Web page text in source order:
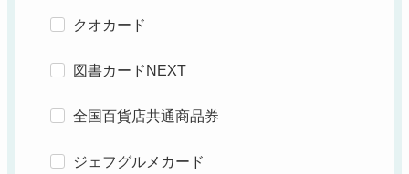
クオカード
図書カードNEXT
全国百貨店共通商品券
ジェフグルメカード